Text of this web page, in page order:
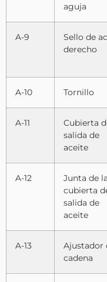
aguja
A-9
Sello de
derecho
A-10 Tornillo
A-11
Cubierta
salida de
aceite
A-12
Junta de la
cubierta
salida de
aceite
A-13
Ajustador
cadena